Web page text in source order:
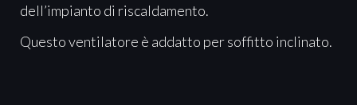
dell’impianto di riscaldamento.
Questo ventilatore è addatto per soffitto inclinato.